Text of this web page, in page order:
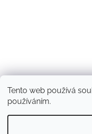
Tento web používá
používáním.